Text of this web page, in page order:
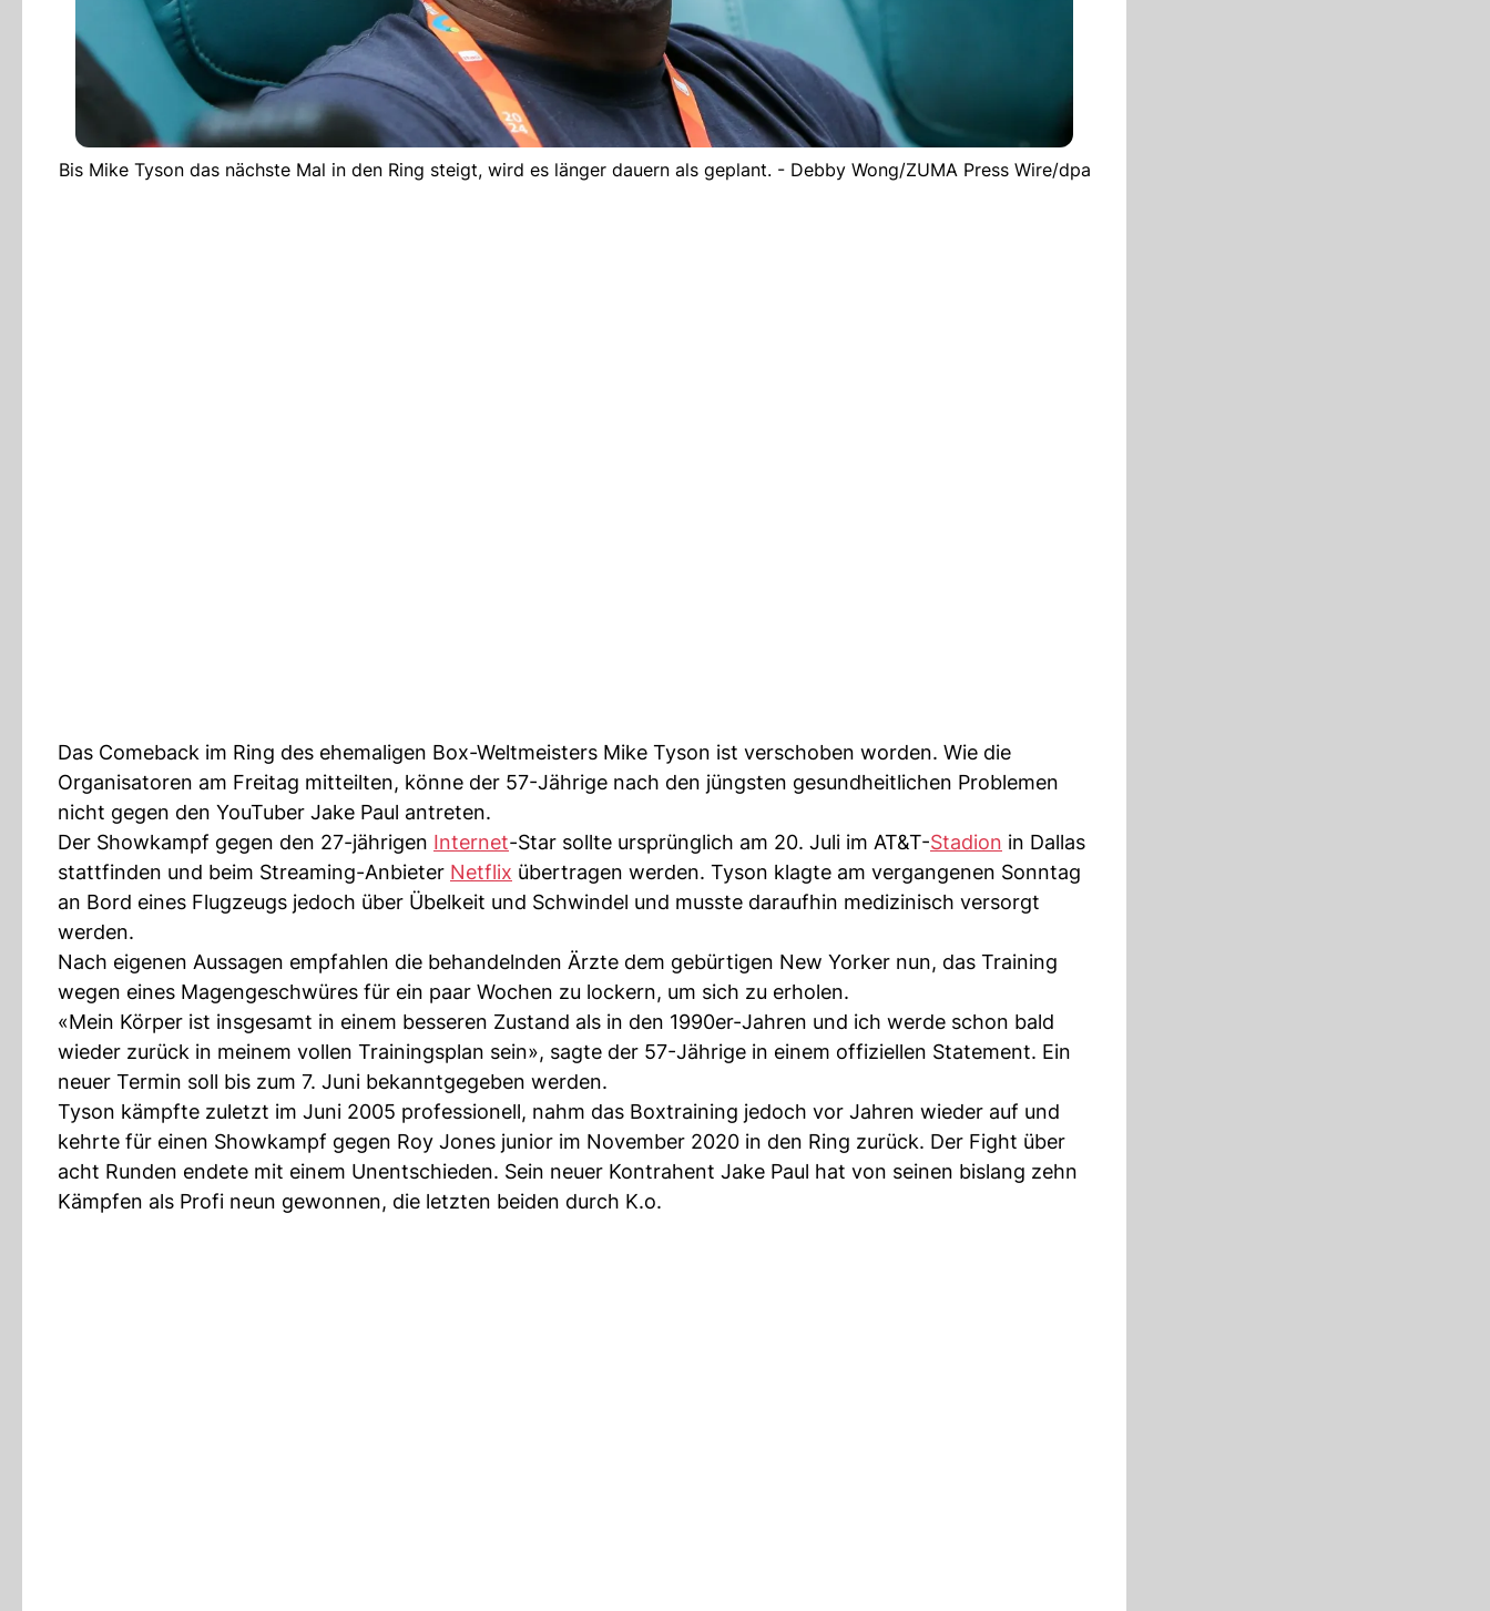
Bis Mike Tyson das nächste Mal in den Ring steigt, wird es länger dauern als geplant. - Debby Wong/ZUMA Press Wire/dpa
Das Comeback im Ring des ehemaligen Box-Weltmeisters Mike Tyson ist verschoben worden. Wie die
Organisatoren am Freitag mitteilten, könne der 57-Jährige nach den jüngsten gesundheitlichen Problemen
nicht gegen den YouTuber Jake Paul antreten.
Der Showkampf gegen den 27-jährigen Internet-Star sollte ursprünglich am 20. Juli im AT&T-Stadion in Dallas
stattfinden und beim Streaming-Anbieter Netflix übertragen werden. Tyson klagte am vergangenen Sonntag
an Bord eines Flugzeugs jedoch über Übelkeit und Schwindel und musste daraufhin medizinisch versorgt
werden.
Nach eigenen Aussagen empfahlen die behandelnden Ärzte dem gebürtigen New Yorker nun, das Training
wegen eines Magengeschwüres für ein paar Wochen zu lockern, um sich zu erholen.
«Mein Körper ist insgesamt in einem besseren Zustand als in den 1990er-Jahren und ich werde schon bald
wieder zurück in meinem vollen Trainingsplan sein», sagte der 57-Jährige in einem offiziellen Statement. Ein
neuer Termin soll bis zum 7. Juni bekanntgegeben werden.
Tyson kämpfte zuletzt im Juni 2005 professionell, nahm das Boxtraining jedoch vor Jahren wieder auf und
kehrte für einen Showkampf gegen Roy Jones junior im November 2020 in den Ring zurück. Der Fight über
acht Runden endete mit einem Unentschieden. Sein neuer Kontrahent Jake Paul hat von seinen bislang zehn
Kämpfen als Profi neun gewonnen, die letzten beiden durch K.o.